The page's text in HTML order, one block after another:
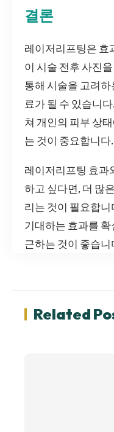
결론
레이저리프팅은 효
이 시술 전후 사진
통해 시술을 고려
료가 될 수 있습니
쳐 개인의 피부 상
는 것이 중요합니다.
레이저리프팅 효과
하고 싶다면, 더 많
리는 것이 필요합
기대하는 효과를
근하는 것이 좋습니
Related